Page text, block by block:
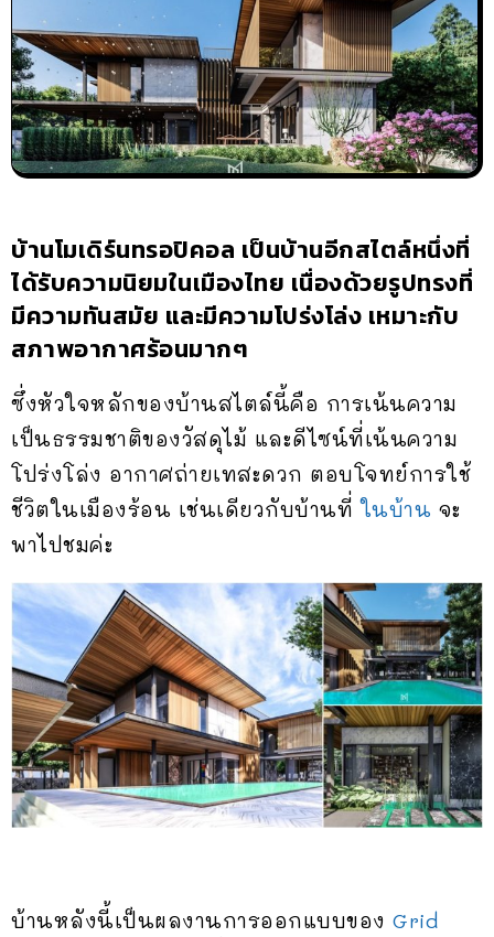
บ้านโมเดิร์นทรอปิคอล เป็นบ้านอีกสไตล์หนึ่งที่
ได้รับความนิยมในเมืองไทย เนื่องด้วยรูปทรงที่
มีความทันสมัย และมีความโปร่งโล่ง เหมาะกับ
สภาพอากาศร้อนมากๆ
ซึ่งหัวใจหลักของบ้านสไตล์นี้คือ การเน้นความ
เป็นธรรมชาติของวัสดุไม้ และดีไซน์ที่เน้นความ
โปร่งโล่ง อากาศถ่ายเทสะดวก ตอบโจทย์การใช้
ชีวิตในเมืองร้อน เช่นเดียวกับบ้านที่ในบ้าน จะ
พาไปชมค่ะ
บ้านหลังนี้เป็นผลงานการออกแบบของ Grid